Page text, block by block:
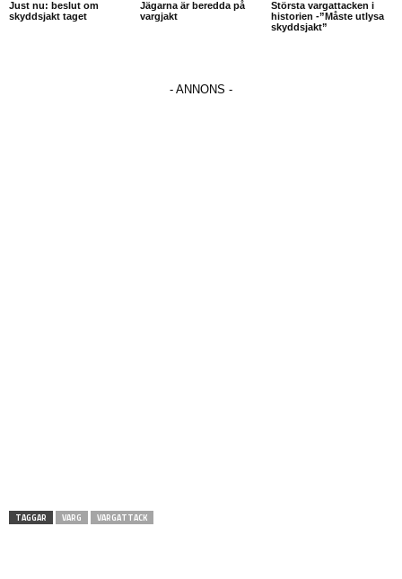
Just nu: beslut om
skyddsjakt taget
Jägarna är beredda på
vargjakt
Största vargattacken i
historien -”Måste utlysa
skyddsjakt”
TAGGAR VARG VARGATTACK